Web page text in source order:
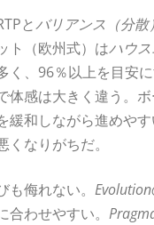
とバリアンス（分散）
ト（欧州式）はハウ
く、96％以上を目安
体感は大きく違う。
緩和しながら進めや
なりがちだ。
侮れない。 Evolution
わせやすい。